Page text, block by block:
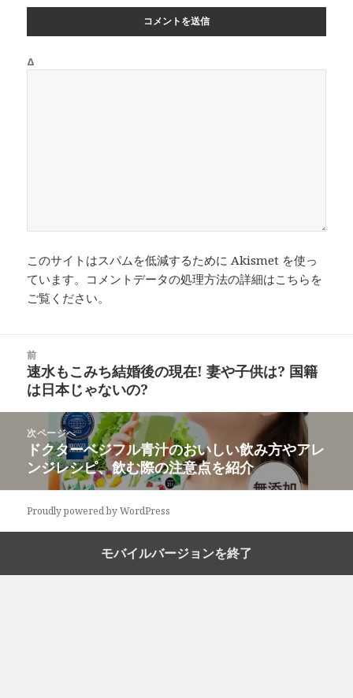
Δ
このサイトはスパムを低減するために Akismet を使っ
ています。 コメントデータの処理方法の詳細はこちらを
ご覧ください。
ン
前
前
の
投
稿:
速水もこみち結婚後の現在! 妻や子供は? 国籍
は日本じゃないの?
次ページへ
次
の
投
稿:
ドクターベジフル青汁のおいしい飲み方やアレ
ンジレシピ、飲む際の注意点を紹介
Proudly powered by WordPress
モバイルバージョンを終了